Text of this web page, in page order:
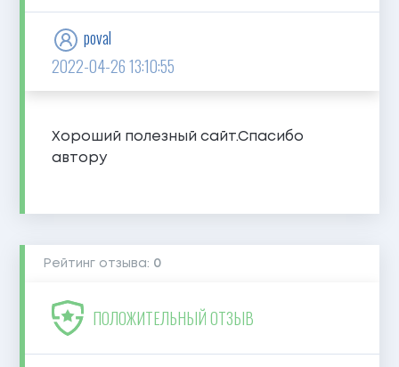
2022-04-26 13:10:55
poval
Хороший полезный сайт.Спасибо
автору
Рейтинг отзыва: 0
ПОЛОЖИТЕЛЬНЫЙ ОТЗЫВ